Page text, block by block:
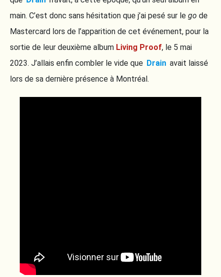
main. C’est donc sans hésitation que j’ai pesé sur le go de
Mastercard lors de l’apparition de cet événement, pour la
sortie de leur deuxième album Living Proof, le 5 mai
2023. J’allais enfin combler le vide que Drain avait laissé
lors de sa dernière présence à Montréal.